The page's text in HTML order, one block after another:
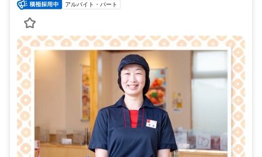
アルバイト・パート